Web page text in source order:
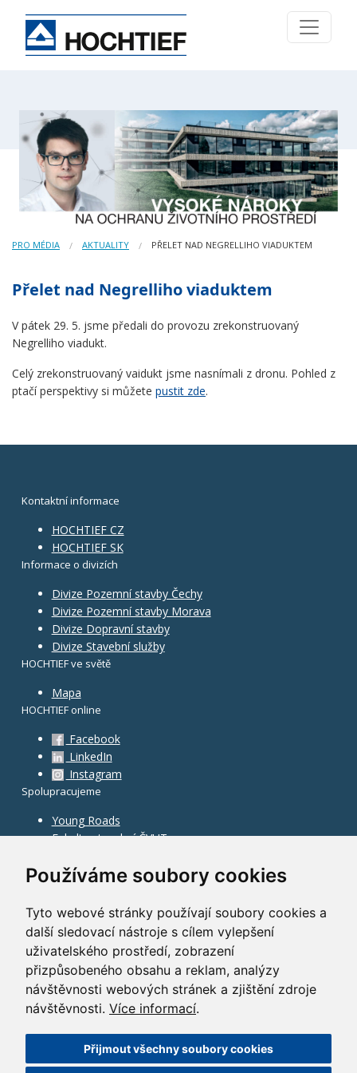
Používáme soubory cookies
Tyto webové stránky používají soubory cookies a
další sledovací nástroje s cílem vylepšení
uživatelského prostředí, zobrazení
přizpůsobeného obsahu a reklam, analýzy
návštěvnosti webových stránek a zjištění zdroje
návštěvnosti. Více informací.
Přijmout všechny soubory cookies
PRO MÉDIA AKTUALITY PŘELET NAD NEGRELLIHO VIADUKTEM
Přelet nad Negrelliho viaduktem
V pátek 29. 5. jsme předali do provozu zrekonstruovaný
Negrelliho viadukt.
Celý zrekonstruovaný vaidukt jsme nasnímali z dronu. Pohled z
ptačí perspektivy si můžete pustit zde.
Kontaktní informace
HOCHTIEF CZ
HOCHTIEF SK
Informace o divizích
Divize Pozemní stavby Čechy
Divize Pozemní stavby Morava
Divize Dopravní stavby
Divize Stavební služby
HOCHTIEF ve světě
Mapa
HOCHTIEF online
Facebook
LinkedIn
Instagram
Spolupracujeme
Young Roads
Fakulta stavební ČVUT
©2010–2026HOCHTIEF CZ a.s.